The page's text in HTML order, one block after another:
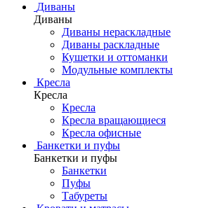
Диваны
Диваны
Диваны нераскладные
Диваны раскладные
Кушетки и оттоманки
Модульные комплекты
Кресла
Кресла
Кресла
Кресла вращающиеся
Кресла офисные
Банкетки и пуфы
Банкетки и пуфы
Банкетки
Пуфы
Табуреты